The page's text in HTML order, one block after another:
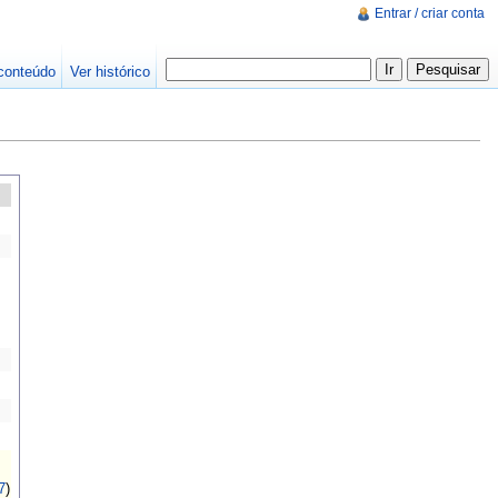
)
Entrar / criar conta
Ver histórico